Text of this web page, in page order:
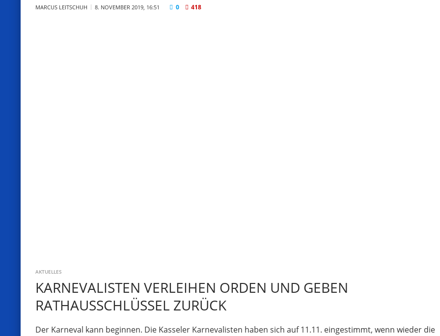
MARCUS LEITSCHUH 8. NOVEMBER 2019, 16:51 0 418
AKTUELLES
KARNEVALISTEN VERLEIHEN ORDEN UND GEBEN
RATHAUSSCHLÜSSEL ZURÜCK
Der Karneval kann beginnen. Die Kasseler Karnevalisten haben sich auf 11.11. eingestimmt, wenn wieder die